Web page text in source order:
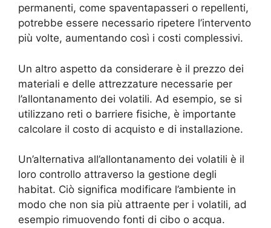
permanenti, come spaventapasseri o repellenti,
potrebbe essere necessario ripetere l’intervento
più volte, aumentando così i costi complessivi.
Un altro aspetto da considerare è il prezzo dei
materiali e delle attrezzature necessarie per
l’allontanamento dei volatili. Ad esempio, se si
utilizzano reti o barriere fisiche, è importante
calcolare il costo di acquisto e di installazione.
Un’alternativa all’allontanamento dei volatili è il
loro controllo attraverso la gestione degli
habitat. Ciò significa modificare l’ambiente in
modo che non sia più attraente per i volatili, ad
esempio rimuovendo fonti di cibo o acqua.